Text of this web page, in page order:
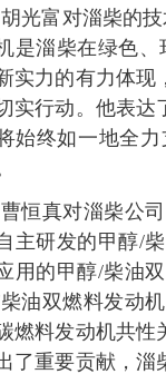
胡光富对淄柴的
是淄柴在绿色
实力的有力体现
实行动。他表达
始终如一地全
曹恒真对淄柴公
主研发的甲醇/
用的甲醇/柴油
油双燃料发动
燃料发动机共性
了重要贡献，淄